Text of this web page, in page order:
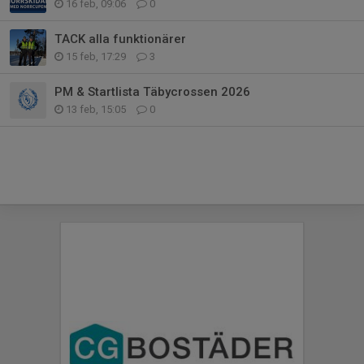
16 feb, 09:06 0
TACK alla funktionärer
15 feb, 17:29 3
PM & Startlista Täbycrossen 2026
13 feb, 15:05 0